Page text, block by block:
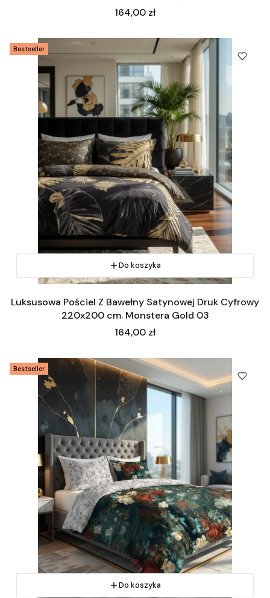
Cena
164,00 zł
Bestseller
Do koszyka
Luksusowa Pościel Z Bawełny Satynowej Druk Cyfrowy
220x200 cm. Monstera Gold 03
Cena
164,00 zł
Bestseller
Do koszyka